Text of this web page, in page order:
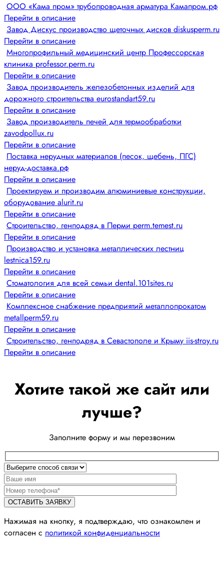
ООО «Кама пром» трубопроводная арматура Камапром.рф
Перейти в описание
Завод Дискус производство щеточных дисков diskusperm.ru
Перейти в описание
Многопрофильный медицинский центр Профессорская
клиника professor.perm.ru
Перейти в описание
Завод производитель железобетонных изделий для
дорожного строительства eurostandart59.ru
Перейти в описание
Завод производитель печей для термообработки
zavodpollux.ru
Перейти в описание
Поставка нерудных материалов (песок, щебень, ПГС)
неруд-доставка.рф
Перейти в описание
Проектируем и производим алюминиевые конструкции,
оборудование alurit.ru
Перейти в описание
Строительство, генподряд в Перми perm.temest.ru
Перейти в описание
Производство и установка металлических лестниц
lestnica159.ru
Перейти в описание
Стоматология для всей семьи dental.101sites.ru
Перейти в описание
Комплексное снабжение предприятий металлопрокатом
metallperm59.ru
Перейти в описание
Строительство, генподряд в Севастополе и Крыму iis-stroy.ru
Перейти в описание
Хотите такой же сайт или
лучше?
Заполните форму и мы перезвоним
Нажимая на кнопку, я подтверждаю, что ознакомлен и
согласен с политикой конфиденциальности